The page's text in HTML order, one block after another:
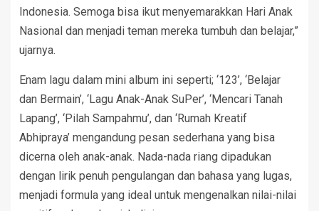
Indonesia. Semoga bisa ikut menyemarakkan Hari Anak
Nasional dan menjadi teman mereka tumbuh dan belajar,”
ujarnya.
Enam lagu dalam mini album ini seperti; ‘123’, ‘Belajar
dan Bermain’, ‘Lagu Anak-Anak SuPer’, ‘Mencari Tanah
Lapang’, ‘Pilah Sampahmu’, dan ‘Rumah Kreatif
Abhipraya’ mengandung pesan sederhana yang bisa
dicerna oleh anak-anak. Nada-nada riang dipadukan
dengan lirik penuh pengulangan dan bahasa yang lugas,
menjadi formula yang ideal untuk mengenalkan nilai-nilai